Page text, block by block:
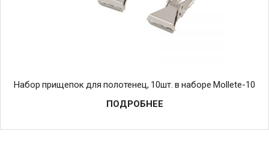
Набор прищепок для полотенец, 10шт. в наборе Mollete-10
ПОДРОБНЕЕ